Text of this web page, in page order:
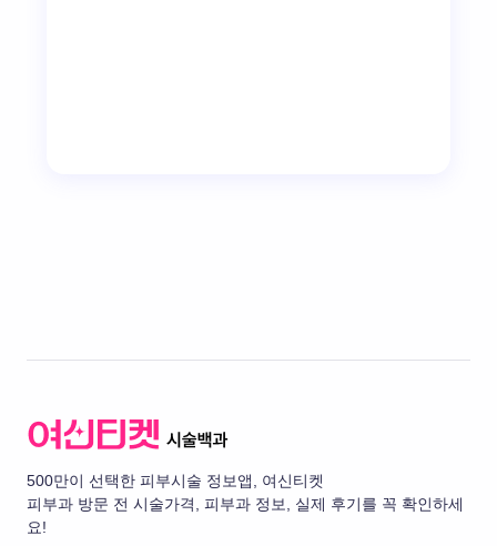
500만이 선택한 피부시술 정보앱, 여신티켓
피부과 방문 전 시술가격, 피부과 정보, 실제 후기를 꼭 확인하세
요!